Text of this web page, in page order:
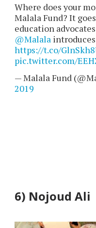
Where does your
Malala Fund? It
education
@Malala
https://t.co/
pic.twitter.com/
— Malala Fund
2019
6) Nojoud Ali